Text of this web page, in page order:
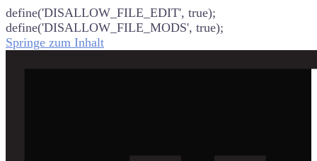
define('DISALLOW_FILE_EDIT', true);
define('DISALLOW_FILE_MODS', true);
Springe zum Inhalt